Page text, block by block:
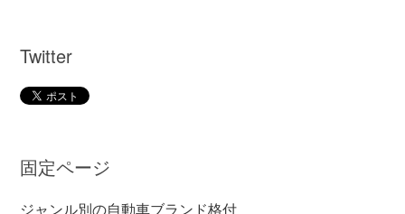
Twitter
固定ページ
ジャンル別の自動車ブランド格付